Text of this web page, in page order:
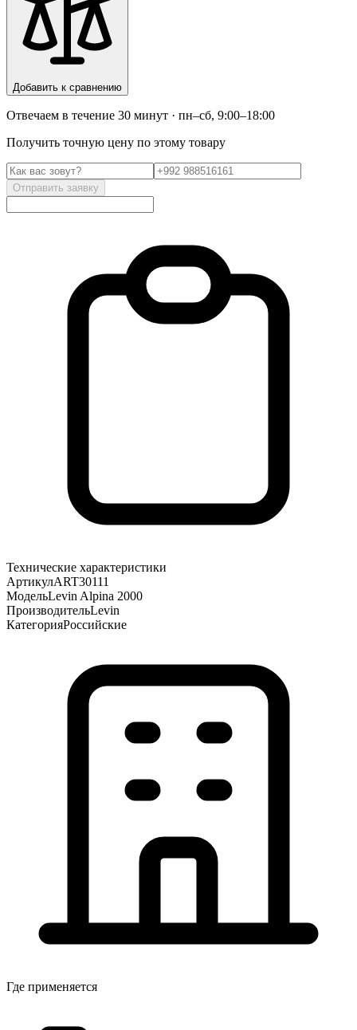
Добавить к сравнению
Отвечаем в течение 30 минут · пн–сб, 9:00–18:00
Получить точную цену по этому товару
Отправить заявку
Технические характеристики
АртикулART30111
МодельLevin Alpina 2000
ПроизводительLevin
КатегорияРоссийские
Где применяется